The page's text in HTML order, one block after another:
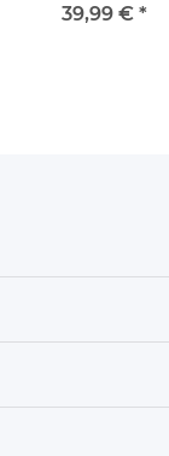
39,99 € *